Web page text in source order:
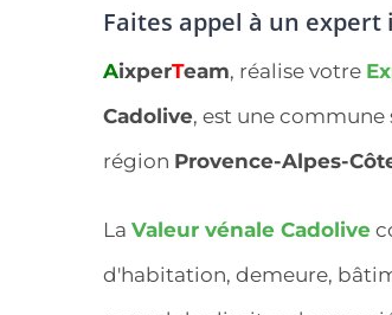
Faites appel à un
AixperTeam, réalise votre
Cadolive, est une
région Provence-Alpes-
La Valeur vénale Cadolive
d'habitation, demeure,